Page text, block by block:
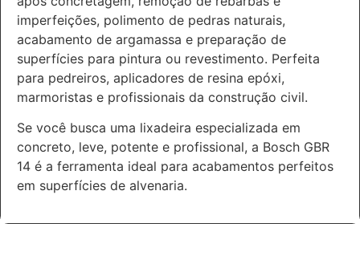
imperfeições, polimento de pedras naturais,
acabamento de argamassa e preparação de
superfícies para pintura ou revestimento. Perfeita
para pedreiros, aplicadores de resina epóxi,
marmoristas e profissionais da construção civil.
Se você busca uma lixadeira especializada em
concreto, leve, potente e profissional, a Bosch GBR
14 é a ferramenta ideal para acabamentos perfeitos
em superfícies de alvenaria.